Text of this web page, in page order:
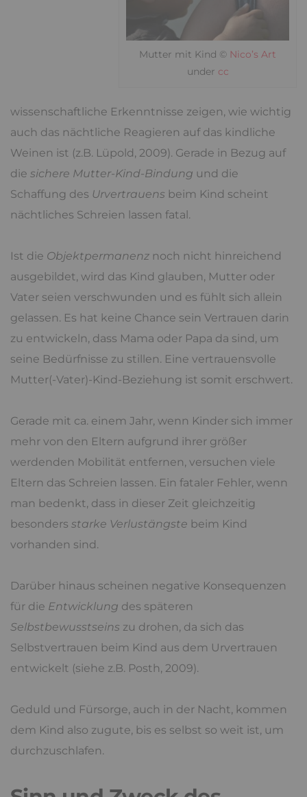
Mutter mit Kind © Nico’s Art
under cc
wissenschaftliche Erkenntnisse zeigen, wie wichtig
auch das nächtliche Reagieren auf das kindliche
Weinen ist (z.B. Lüpold, 2009). Gerade in Bezug auf
die sichere Mutter-Kind-Bindung und die
Schaffung des Urvertrauens beim Kind scheint
nächtliches Schreien lassen fatal.
Ist die Objektpermanenz noch nicht hinreichend
ausgebildet, wird das Kind glauben, Mutter oder
Vater seien verschwunden und es fühlt sich allein
gelassen. Es hat keine Chance sein Vertrauen darin
zu entwickeln, dass Mama oder Papa da sind, um
seine Bedürfnisse zu stillen. Eine vertrauensvolle
Mutter(-Vater)-Kind-Beziehung ist somit erschwert.
Gerade mit ca. einem Jahr, wenn Kinder sich immer
mehr von den Eltern aufgrund ihrer größer
werdenden Mobilität entfernen, versuchen viele
Eltern das Schreien lassen. Ein fataler Fehler, wenn
man bedenkt, dass in dieser Zeit gleichzeitig
besonders starke Verlustängste beim Kind
vorhanden sind.
Darüber hinaus scheinen negative Konsequenzen
für die Entwicklung des späteren
Selbstbewusstseins zu drohen, da sich das
Selbstvertrauen beim Kind aus dem Urvertrauen
entwickelt (siehe z.B. Posth, 2009).
Geduld und Fürsorge, auch in der Nacht, kommen
dem Kind also zugute, bis es selbst so weit ist, um
durchzuschlafen.